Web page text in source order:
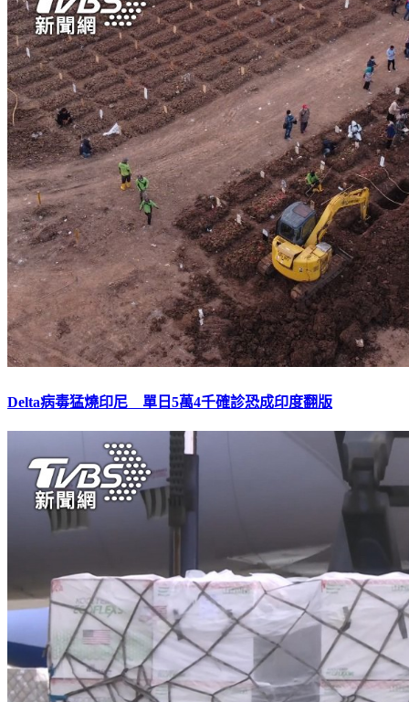
Delta病毒猛燒印尼 單日5萬4千確診恐成印度翻版